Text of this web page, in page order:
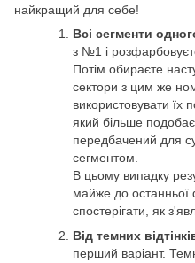
найкращий для себе!
Всі сегменти
з №1 і
Потім обираєте
сектори з цим же
використовувати їх
який більше
передбачений для
сегментом.
В цьому випадку
майже до
спостерігати, як
Від темних
перший варіант.